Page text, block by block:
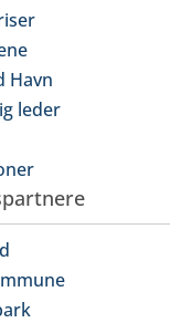
Havn
leder